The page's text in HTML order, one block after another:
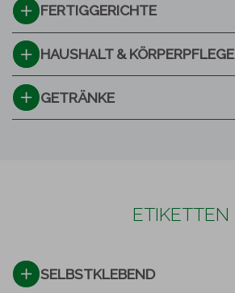
FERTIGGERICHTE
HAUSHALT & KÖRPERPFLEGE
GETRÄNKE
ETIKETTEN
SELBSTKLEBEND